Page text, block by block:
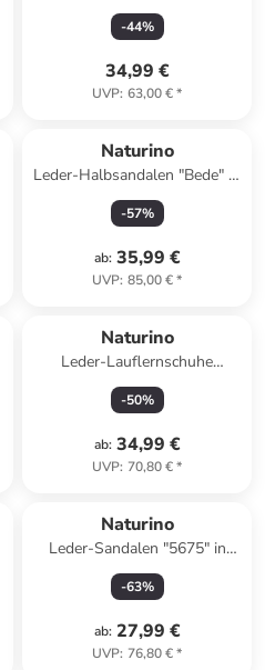
-44%
34,99 €
UVP: 63,00 €*
Naturino
Leder-Halbsandalen "Bede" in
Dunkelblau
-57%
ab: 35,99 €
UVP: 85,00 €*
Naturino
Leder-Lauflernschuhe
"Cocoon" in Beige
-50%
ab: 34,99 €
UVP: 70,80 €*
Naturino
Leder-Sandalen "5675" in
Dunkelblau
-63%
ab: 27,99 €
UVP: 76,80 €*